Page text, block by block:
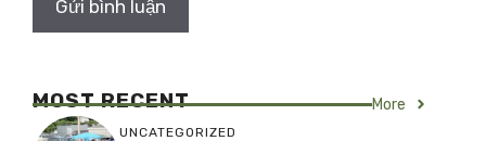
MOST RECENT More
UNCATEGORIZED